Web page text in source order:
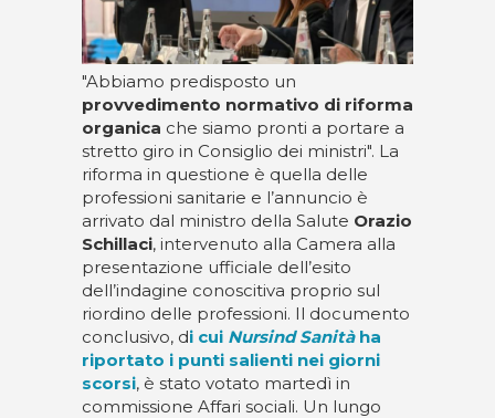
"Abbiamo predisposto un
provvedimento normativo di riforma
organica che siamo pronti a portare a
stretto giro in Consiglio dei ministri". La
riforma in questione è quella delle
professioni sanitarie e l’annuncio è
arrivato dal ministro della Salute Orazio
Schillaci, intervenuto alla Camera alla
presentazione ufficiale dell’esito
dell’indagine conoscitiva proprio sul
riordino delle professioni. Il documento
conclusivo, di cui Nursind Sanitàha
riportato i punti salienti nei giorni
scorsi, è stato votato martedì in
commissione Affari sociali. Un lungo